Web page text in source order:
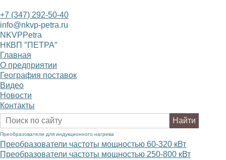
+7 (347) 292-50-40
info@nkvp-petra.ru
NKVPPetra
НКВП ″ПЕТРА″
Главная
О предприятии
География поставок
Видео
Новости
Контакты
Преобразователи для индукционного нагрева
Преобразователи частоты мощностью 60-320 кВт
Преобразователи частоты мощностью 250-800 кВт